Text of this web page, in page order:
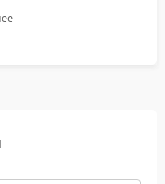
режима и
сигнала.